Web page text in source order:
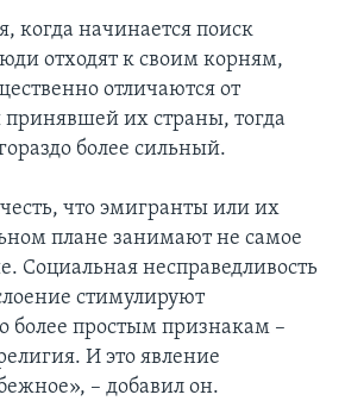
когда начинается поиск
отходят к своим корням,
отличаются от
принявшей их страны, тогда
более сильный.
что эмигранты или их
плане занимают не самое
Социальная несправедливость
стимулируют
более простым признакам –
И это явление
– добавил он.